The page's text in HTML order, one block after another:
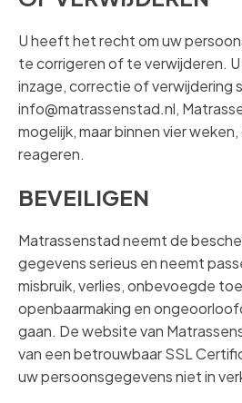
U heeft het recht om uw
te corrigeren of te verwijderen.
inzage, correctie of verwijdering
info@matrassenstad.nl,
mogelijk, maar binnen vier
reageren.
BEVEILIGEN
Matrassenstad neemt de
gegevens serieus en neemt
misbruik, verlies, onbevoegde
openbaarmaking en
gaan. De website van
van een betrouwbaar SSL
uw persoonsgegevens niet in